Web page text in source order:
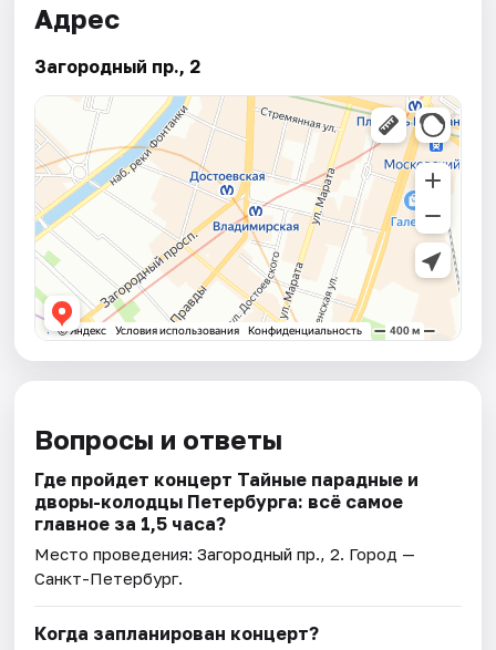
Адрес
Загородный пр., 2
Вопросы и ответы
Где пройдет концерт Тайные парадные и
дворы-колодцы Петербурга: всё самое
главное за 1,5 часа?
Место проведения:Загородный пр., 2. Город —
Санкт-Петербург.
Когда запланирован концерт?